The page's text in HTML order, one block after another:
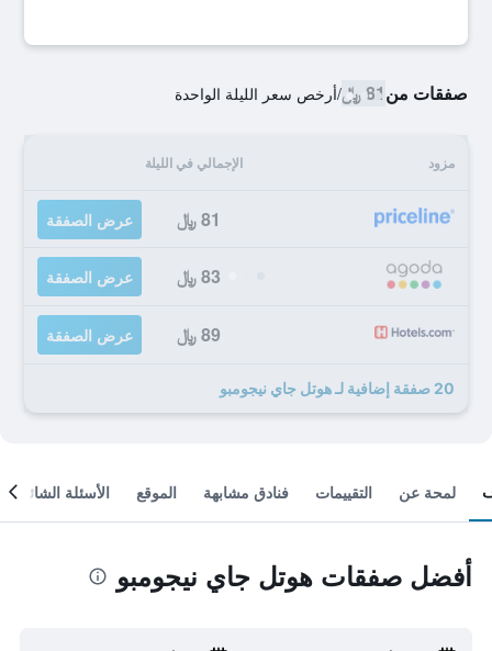
صفقات من81 ﷼ /أرخص سعر الليلة الواحدة
مزود الإجمالي في الليلة
81 ﷼ عرض الصفقة
83 ﷼ عرض الصفقة
89 ﷼ عرض الصفقة
20 صفقة إضافية لـ هوتل جاي نيجومبو
لمحة عن التقييمات فنادق مشابهة الموقع الأسئلة الشائعة
أفضل صفقات هوتل جاي نيجومبو